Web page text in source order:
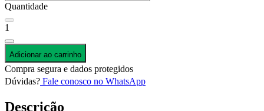
Quantidade
1
Adicionar ao carrinho
Compra segura e dados protegidos
Dúvidas? Fale conosco no WhatsApp
Descrição